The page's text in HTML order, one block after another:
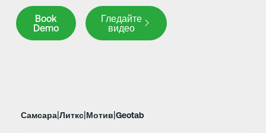
Book
Demo
Book Demo
Гледайте
видео
Самсара|Литкс|Мотив|Geotab